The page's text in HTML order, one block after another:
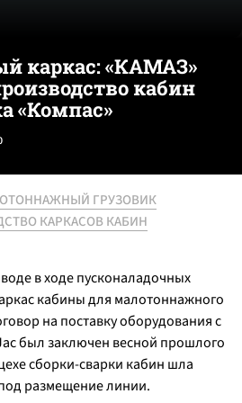
каркас: «КАМАЗ»
кабин
«Компас»
ГРУЗОВИК
КАРКАСОВ КАБИН
в ходе пусконаладочных
кабины для малотоннажного
на поставку оборудования с
был заключен весной прошлого
сборки-сварки кабин шла
размещение линии.